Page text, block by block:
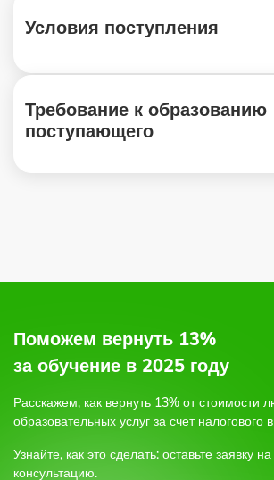
Условия поступления
по электронной почте,
телефону;
3.
4.
Требование к образованию
поступающего
Поможем вернуть 13%
за обучение в 2025 году
Расскажем, как вернуть 13% от стоимости
образовательных услуг за счет налогового
Узнайте, как это сделать: оставьте заявку
консультацию.